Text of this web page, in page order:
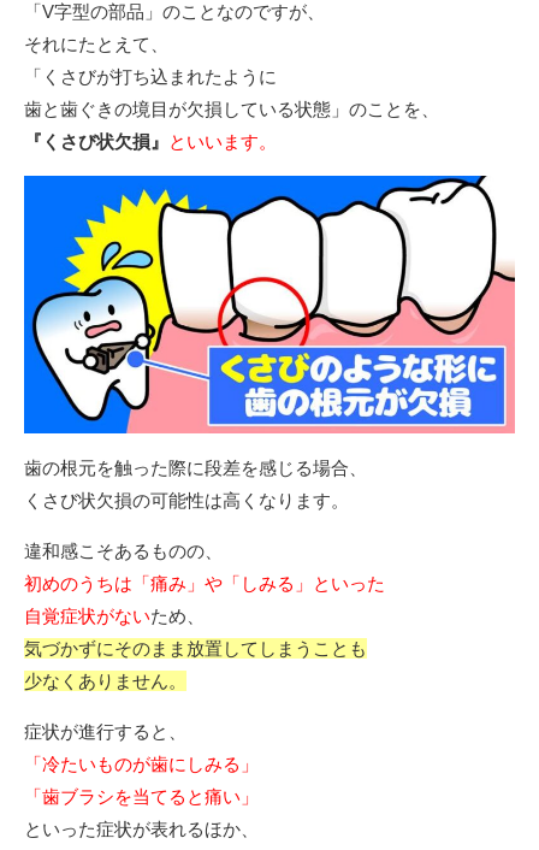
「V字型の部品」のことなのですが、
それにたとえて、
「くさびが打ち込まれたように
歯と歯ぐきの境目が欠損している状態」のことを、
『くさび状欠損』 といいます。
歯の根元を触った際に段差を感じる場合、
くさび状欠損の可能性は高くなります。
違和感こそあるものの、
初めのうちは「痛み」や「しみる」といった
自覚症状がないため、
気づかずにそのまま放置してしまうことも
少なくありません。
症状が進行すると、
「冷たいものが歯にしみる」
「歯ブラシを当てると痛い」
といった症状が表れるほか、